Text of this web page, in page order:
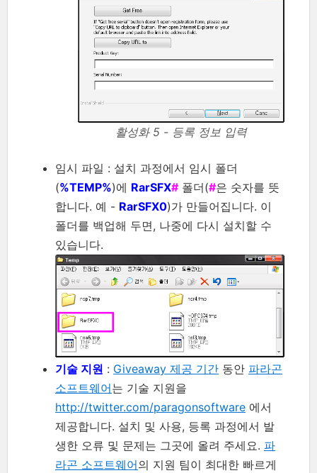
활성화 5 - 등록 정보 입력
임시 파일 : 설치 과정에서 임시 폴더
(%TEMP%)에 RarSFX#폴더(#은 숫자를 뜻
합니다. 예 - RarSFX0)가 만들어집니다. 이
폴더를 백업해 두면, 나중에 다시 설치할 수
있습니다.
기술 지원 : Giveaway 제공 기간 동안 파라곤
소프트웨어는 기술 지원을
http://twitter.com/paragonsoftware 에서
제공합니다. 설치 및 사용, 등록 과정에서 발
생한 오류 및 문제는 그곳에 올려 주세요. 파
라곤 소프트웨어의 지원 팀이 최대한 빠르게